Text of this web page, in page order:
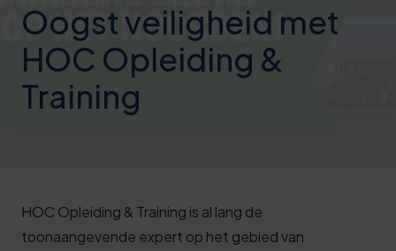
Oogst veiligheid met
HOC Opleiding &
Training
HOC Opleiding & Training is al lang de
toonaangevende expert op het gebied van
Je naam
Jouw e-mailadres